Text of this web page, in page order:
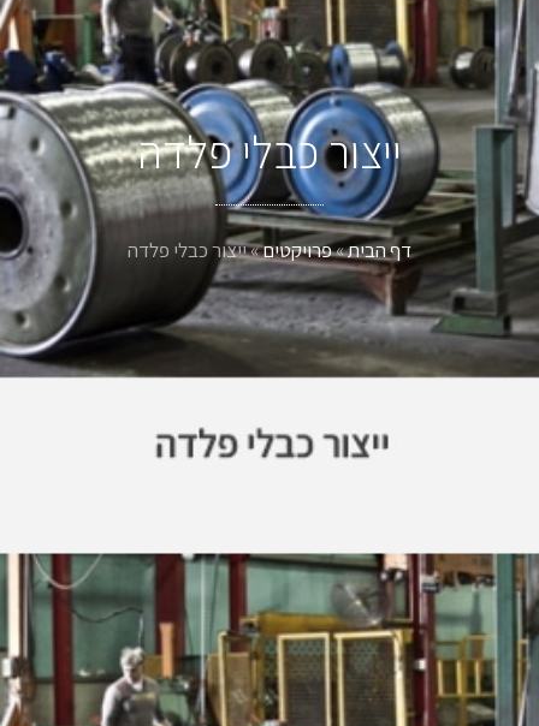
ייצור כבלי פלדה
דף הבית»פרויקטים»ייצור כבלי פלדה